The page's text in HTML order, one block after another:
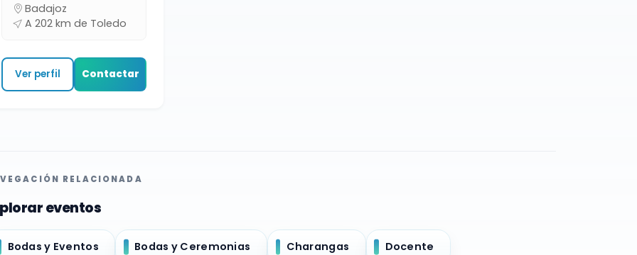
Badajoz
A 202 km de Toledo
Ver perfil Contactar
RELACIONADA
eventos
Bodas y Eventos Bodas y Ceremonias Charangas Docente